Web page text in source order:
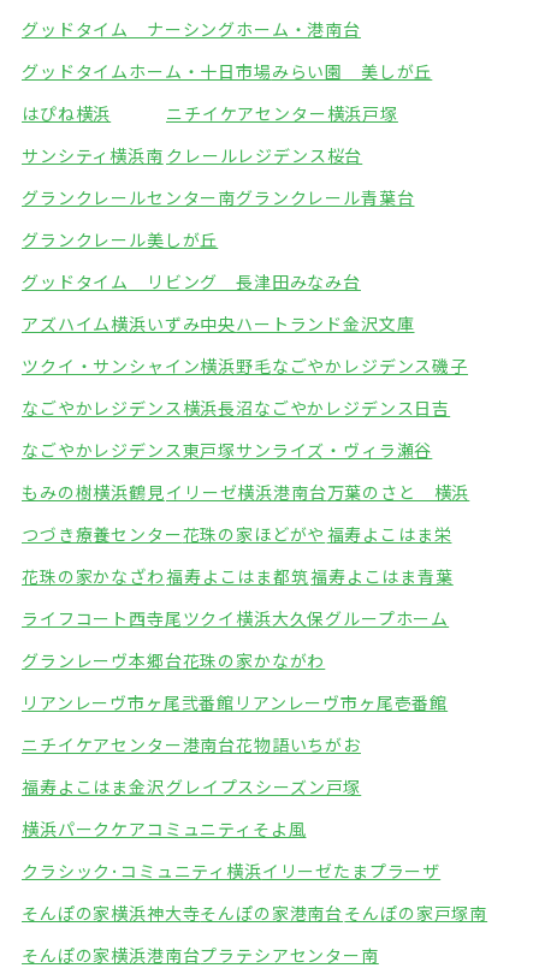
グッドタイム ナーシングホーム・港南台
グッドタイムホーム・十日市場みらい園 美しが丘
はぴね横浜
ニチイケアセンター横浜戸塚
サンシティ横浜南 クレールレジデンス桜台
グランクレールセンター南グランクレール青葉台
グランクレール美しが丘
グッドタイム リビング 長津田みなみ台
アズハイム横浜いずみ中央ハートランド金沢文庫
ツクイ・サンシャイン横浜野毛なごやかレジデンス磯子
なごやかレジデンス横浜長沼なごやかレジデンス日吉
なごやかレジデンス東戸塚サンライズ・ヴィラ瀬谷
もみの樹横浜鶴見イリーゼ横浜港南台万葉のさと 横浜
つづき療養センター花珠の家ほどがや 福寿よこはま栄
花珠の家かなざわ福寿よこはま都筑福寿よこはま青葉
ライフコート西寺尾ツクイ横浜大久保グループホーム
グランレーヴ本郷台花珠の家かながわ
リアンレーヴ市ヶ尾弐番館 リアンレーヴ市ヶ尾壱番館
ニチイケアセンター港南台花物語いちがお
福寿よこはま金沢グレイプスシーズン戸塚
横浜パークケアコミュニティそよ風
クラシック･コミュニティ横浜イリーゼたまプラーザ
そんぽの家横浜神大寺そんぽの家港南台そんぽの家戸塚南
そんぽの家横浜港南台プラテシアセンター南